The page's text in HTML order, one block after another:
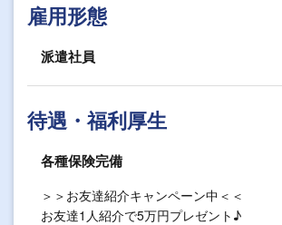
雇用形態
派遣社員
待遇・福利厚生
各種保険完備
＞＞お友達紹介キャンペーン中＜＜
お友達1人紹介で5万円プレゼント♪